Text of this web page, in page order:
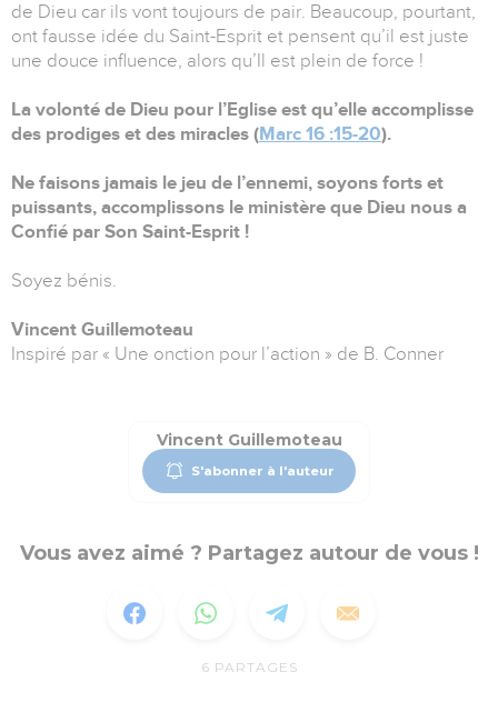
de Dieu car ils vont toujours de pair. Beaucoup, pourtant,
ont fausse idée du Saint-Esprit et pensent qu’il est juste
une douce influence, alors qu’Il est plein de force !
La volonté de Dieu pour l’Eglise est qu’elle accomplisse
des prodiges et des miracles (Marc 16 :15-20).
Ne faisons jamais le jeu de l’ennemi, soyons forts et
puissants, accomplissons le ministère que Dieu nous a
Confié par Son Saint-Esprit !
Soyez bénis.
Vincent Guillemoteau
Inspiré par « Une onction pour l’action » de B. Conner
Vincent Guillemoteau
S'abonner à l'auteur
Vous avez aimé ? Partagez autour de vous !
6 PARTAGES